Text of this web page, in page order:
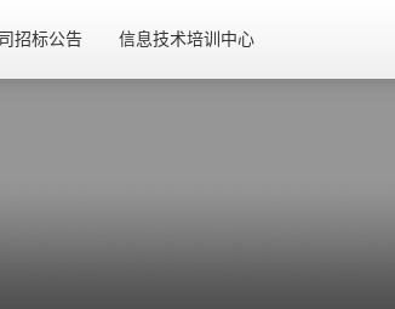
招标公告 信息技术培训中心